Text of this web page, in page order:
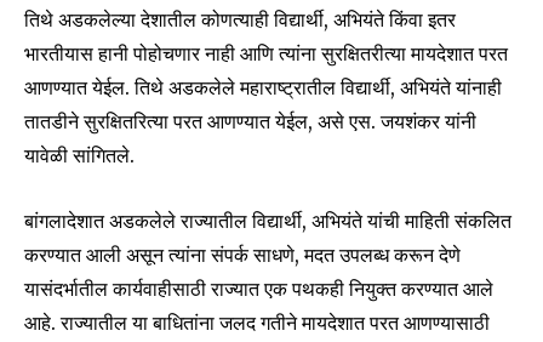
Join our community of
conversation.
To subscribe, simply enter your email address on our website
or click the subscribe button below. Don't worry, we respect
your privacy and won't spam your inbox. Your information is
तिथे अडकलेल्या देशातील कोणत्याही विद्यार्थी, अभियंते किंवा इतर
भारतीयास हानी पोहोचणार नाही आणि त्यांना सुरक्षितरीत्या मायदेशात परत
आणण्यात येईल. तिथे अडकलेले महाराष्ट्रातील विद्यार्थी, अभियंते यांनाही
तातडीने सुरक्षितरित्या परत आणण्यात येईल, असे एस. जयशंकर यांनी
यावेळी सांगितले.
बांगलादेशात अडकलेले राज्यातील विद्यार्थी, अभियंते यांची माहिती संकलित
करण्यात आली असून त्यांना संपर्क साधणे, मदत उपलब्ध करून देणे
यासंदर्भातील कार्यवाहीसाठी राज्यात एक पथकही नियुक्त करण्यात आले
आहे. राज्यातील या बाधितांना जलद गतीने मायदेशात परत आणण्यासाठी